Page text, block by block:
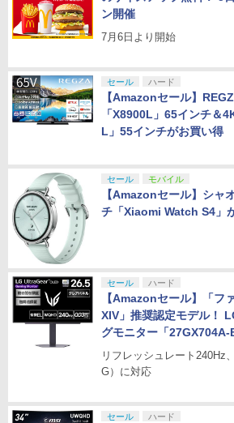
ン開催
7月6日より開始
セール ハード
【Amazonセール】
「X8900L」65インチ＆
L」55インチがお買い得
セール モバイル
【Amazonセール】シャ
チ「Xiaomi Watch S4」
セール ハード
【Amazonセール】「フ
XIV」推奨認定モデル！
グモニター「27GX704A-
リフレッシュレート240Hz
G）に対応
セール ハード